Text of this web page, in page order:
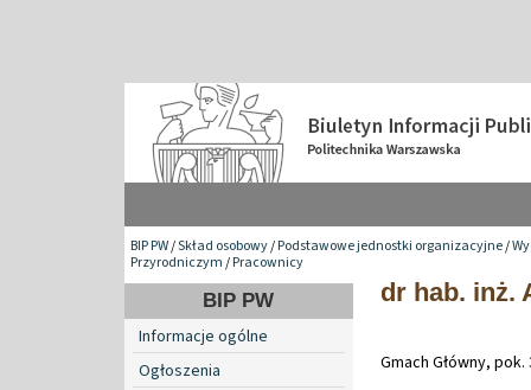
BIP PW/Skład osobowy/Podstawowe jednostki organizacyjne/
Przyrodniczym/Pracownicy
BIP PW
Informacje ogólne
Ogłoszenia
dr hab. inż.
Gmach Główny, pok.